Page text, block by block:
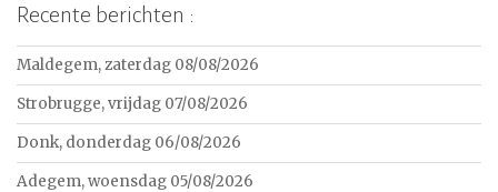
Recente berichten :
Maldegem, zaterdag 08/08/2026
Strobrugge, vrijdag 07/08/2026
Donk, donderdag 06/08/2026
Adegem, woensdag 05/08/2026